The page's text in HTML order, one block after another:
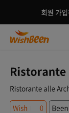
회원 가
Ristorante
Ristorante alle
Wish
0 Been